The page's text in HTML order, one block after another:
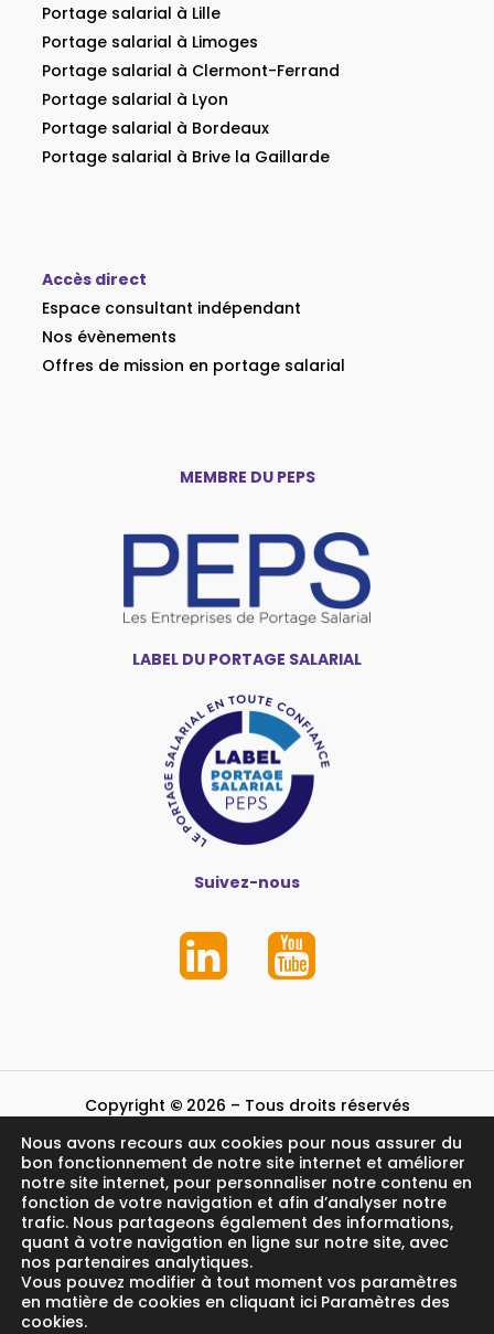
Portage salarial à Lille
Portage salarial à Limoges
Portage salarial à Clermont-Ferrand
Portage salarial à Lyon
Portage salarial à Bordeaux
Portage salarial à Brive la Gaillarde
Accès direct
Espace consultant indépendant
Nos évènements
Offres de mission en portage salarial
MEMBRE DU PEPS
LABEL DU PORTAGE SALARIAL
Suivez-nous
Copyright © 2026 – Tous droits réservés
Mentions légales et crédits
Nous avons recours aux cookies pour nous assurer du
bon fonctionnement de notre site internet et améliorer
notre site internet, pour personnaliser notre contenu en
fonction de votre navigation et afin d’analyser notre
trafic. Nous partageons également des informations,
quant à votre navigation en ligne sur notre site, avec
nos partenaires analytiques.
Vous pouvez modifier à tout moment vos paramètres
en matière de cookies en cliquant ici Paramètres des
cookies.